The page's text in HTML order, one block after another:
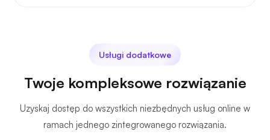
Usługi dodatkowe
Twoje kompleksowe rozwiązanie
Uzyskaj dostęp do wszystkich niezbędnych usług online w
ramach jednego zintegrowanego rozwiązania.